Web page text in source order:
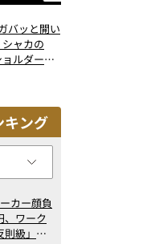
バッと開い
ャカの
ョルダーバ
キング
カー顔負
、ワーク
則級」凄